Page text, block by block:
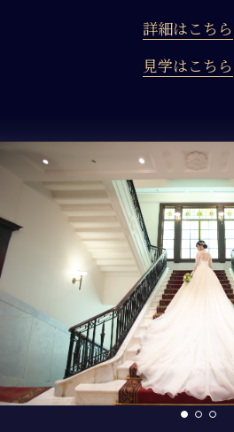
詳細はこちら
見学はこちら